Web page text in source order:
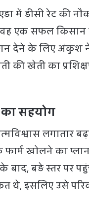
में डीसी रेट की
एक सफल किसान
देने के लिए अंकुश
की खेती का
का सहयोग
लगातार
खोलने का
बाद, बड़े स्तर पर
इसलिए उसे